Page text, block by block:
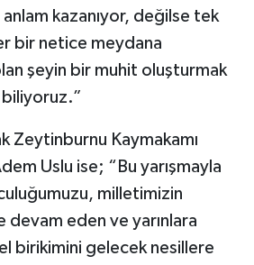
kazanıyor, değilse tek
bir netice meydana
şeyin bir muhit oluşturmak
Zeytinburnu Kaymakamı
Uslu ise; “Bu yarışmayla
milletimizin
eden ve yarınlara
birikimini gelecek nesillere